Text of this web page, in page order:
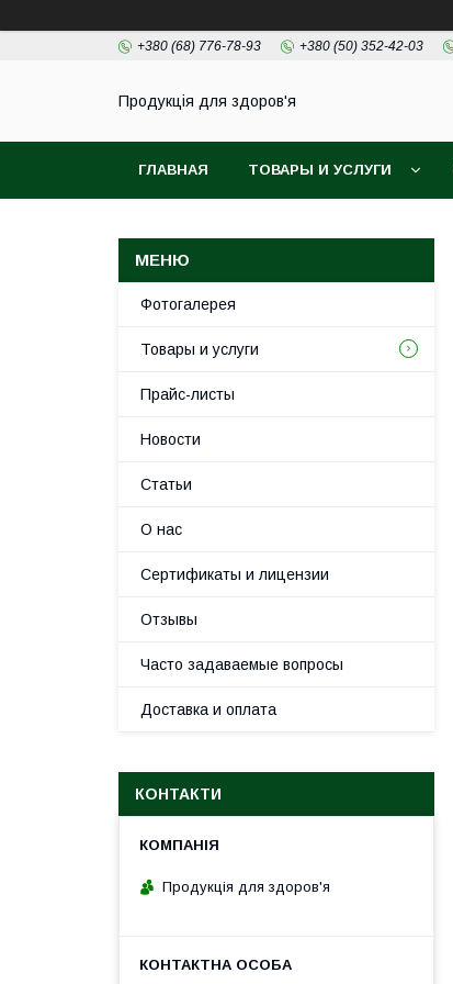
+380 (68) 776-78-93 +380 (50) 352-42-03
Продукція для здоров'я
ГЛАВНАЯ ТОВАРЫ И УСЛУГИ
Фотогалерея
Товары и услуги
Прайс-листы
Новости
Статьи
О нас
Сертификаты и лицензии
Отзывы
Часто задаваемые вопросы
Доставка и оплата
КОНТАКТИ
Продукція для здоров'я